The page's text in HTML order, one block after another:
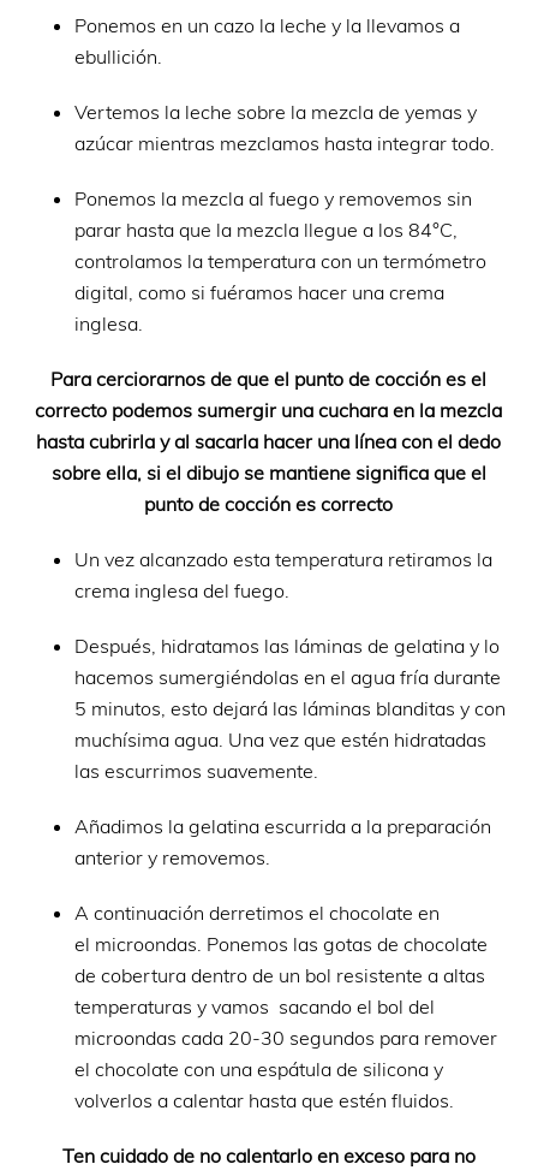
Ponemos en un cazo la leche y la llevamos a
ebullición.
Vertemos la leche sobre la mezcla de yemas y
azúcar mientras mezclamos hasta integrar todo.
Ponemos la mezcla al fuego y removemos sin
parar hasta que la mezcla llegue a los 84°C,
controlamos la temperatura con un termómetro
digital, como si fuéramos hacer una crema
inglesa.
Para cerciorarnos de que el punto de cocción es el
correcto podemos sumergir una cuchara en la mezcla
hasta cubrirla y al sacarla hacer una línea con el dedo
sobre ella, si el dibujo se mantiene significa que el
punto de cocción es correcto
Un vez alcanzado esta temperatura retiramos la
crema inglesa del fuego.
Después, hidratamos las láminas de gelatina y lo
hacemos sumergiéndolas en el agua fría durante
5 minutos, esto dejará las láminas blanditas y con
muchísima agua. Una vez que estén hidratadas
las escurrimos suavemente.
Añadimos la gelatina escurrida a la preparación
anterior y removemos.
A continuación derretimos el chocolate en
el microondas. Ponemos las gotas de chocolate
de cobertura dentro de un bol resistente a altas
temperaturas y vamos sacando el bol del
microondas cada 20-30 segundos para remover
el chocolate con una espátula de silicona y
volverlos a calentar hasta que estén fluidos.
Ten cuidado de no calentarlo en exceso para no